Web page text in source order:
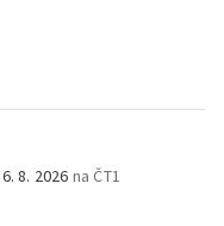
6. 8. 2026 na ČT1